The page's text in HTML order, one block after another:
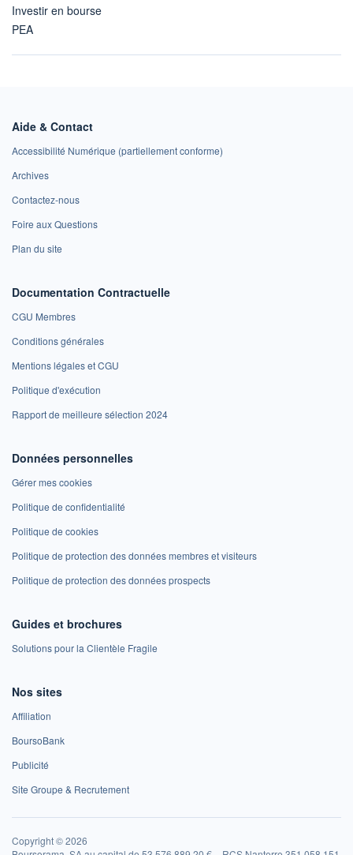
Investir en bourse
PEA
Aide & Contact
Accessibilité Numérique (partiellement conforme)
Archives
Contactez-nous
Foire aux Questions
Plan du site
Documentation Contractuelle
CGU Membres
Conditions générales
Mentions légales et CGU
Politique d'exécution
Rapport de meilleure sélection 2024
Données personnelles
Gérer mes cookies
Politique de confidentialité
Politique de cookies
Politique de protection des données membres et visiteurs
Politique de protection des données prospects
Guides et brochures
Solutions pour la Clientèle Fragile
Nos sites
Affiliation
BoursoBank
Publicité
Site Groupe & Recrutement
Copyright © 2026